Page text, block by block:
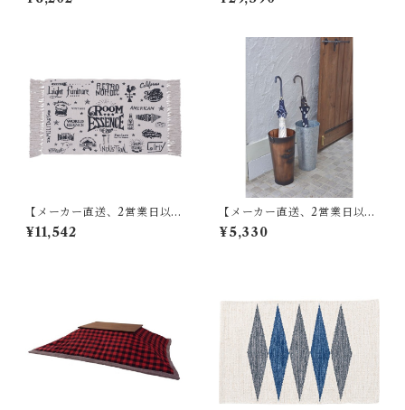
0 グリーン TTR-141
傘立て W13.5×D15×H60 ブラ
【メーカー直送、2営業日以内
に発送】【6個セット】 東谷
マット W75×D45 RE TTR-13
¥11,542
【メーカー直送、2営業日以内
に発送】東谷 傘立て φ21×H41
ブロンズ/グリーン/アイボリ
¥5,330